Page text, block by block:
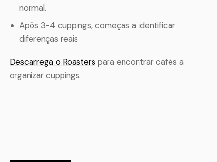
normal.
Após 3-4 cuppings, começas a identificar
diferenças reais
Descarrega o Roasters para encontrar cafés a
organizar cuppings.